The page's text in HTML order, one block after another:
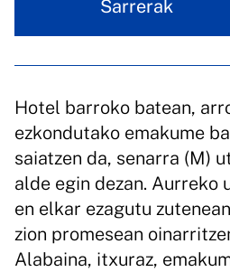
Sarrerak
Hotel barroko batean,
ezkondutako emakume
saiatzen da, senarra (M)
alde egin dezan. Aurreko
en elkar ezagutu
zion promesean
Alabaina, itxuraz,